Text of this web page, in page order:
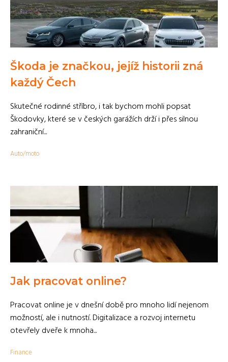
Škoda je značkou, jejíž historii zná
každý Čech
Skutečné rodinné stříbro, i tak bychom mohli popsat
Škodovky, které se v českých garážích drží i přes silnou
zahraniční...
Auto/moto
Jak pracovat online?
Pracovat online je v dnešní době pro mnoho lidí nejenom
možností, ale i nutností. Digitalizace a rozvoj internetu
otevřely dveře k mnoha...
Finance